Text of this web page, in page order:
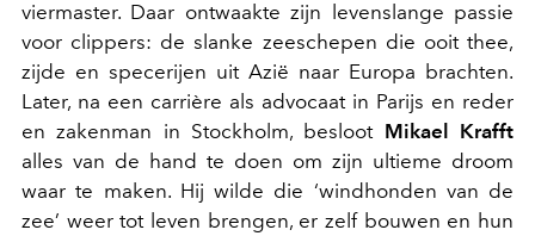
viermaster. Daar ontwaakte zijn levenslange passie
voor clippers: de slanke zeeschepen die ooit thee,
zijde en specerijen uit Azië naar Europa brachten.
Later, na een carrière als advocaat in Parijs en reder
en zakenman in Stockholm, besloot Mikael Krafft
alles van de hand te doen om zijn ultieme droom
waar te maken. Hij wilde die ‘windhonden van de
zee’ weer tot leven brengen, er zelf bouwen en hun